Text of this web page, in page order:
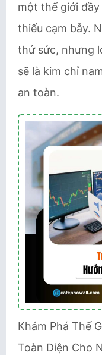
một thế giới
thiếu cạm bẫy.
thử sức, nhưng
sẽ là kim chỉ
an toàn.
Khám Phá Thế
Toàn Diện Cho